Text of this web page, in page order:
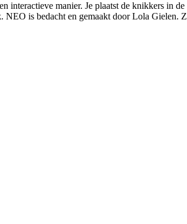
interactieve manier. Je plaatst de knikkers in
NEO is bedacht en gemaakt door Lola Gielen.